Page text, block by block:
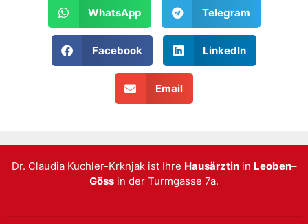
WhatsApp Telegram
Facebook LinkedIn
Email
Dr. Claudia Kuchler-Krknjak ist Ihre Hausärztinin Leoben–
Göss in der Turmgasse 7a.